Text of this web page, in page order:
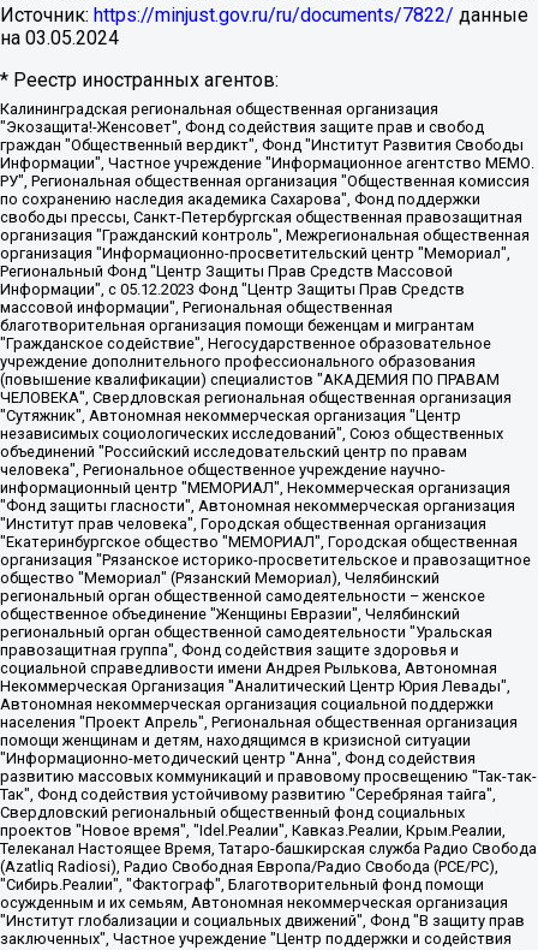
Источник: https://minjust.gov.ru/ru/documents/7822/ данные
на 03.05.2024
* Реестр иностранных агентов:
Калининградская региональная общественная организация "Экозащита!-Женсовет", Фонд содействия защите прав и свобод граждан "Общественный вердикт", Фонд "Институт Развития Свободы Информации", Частное учреждение "Информационное агентство МЕМО. РУ", Региональная общественная организация "Общественная комиссия по сохранению наследия академика Сахарова", Фонд поддержки свободы прессы, Санкт-Петербургская общественная правозащитная организация "Гражданский контроль", Межрегиональная общественная организация "Информационно-просветительский центр "Мемориал", Региональный Фонд "Центр Защиты Прав Средств Массовой Информации", с 05.12.2023 Фонд "Центр Защиты Прав Средств массовой информации", Региональная общественная благотворительная организация помощи беженцам и мигрантам "Гражданское содействие", Негосударственное образовательное учреждение дополнительного профессионального образования (повышение квалификации) специалистов "АКАДЕМИЯ ПО ПРАВАМ ЧЕЛОВЕКА", Свердловская региональная общественная организация "Сутяжник", Автономная некоммерческая организация "Центр независимых социологических исследований", Союз общественных объединений "Российский исследовательский центр по правам человека", Региональное общественное учреждение научно-информационный центр "МЕМОРИАЛ", Некоммерческая организация "Фонд защиты гласности", Автономная некоммерческая организация "Институт прав человека", Городская общественная организация "Екатеринбургское общество "МЕМОРИАЛ", Городская общественная организация "Рязанское историко-просветительское и правозащитное общество "Мемориал" (Рязанский Мемориал), Челябинский региональный орган общественной самодеятельности – женское общественное объединение "Женщины Евразии", Челябинский региональный орган общественной самодеятельности "Уральская правозащитная группа", Фонд содействия защите здоровья и социальной справедливости имени Андрея Рылькова, Автономная Некоммерческая Организация "Аналитический Центр Юрия Левады", Автономная некоммерческая организация социальной поддержки населения "Проект Апрель", Региональная общественная организация помощи женщинам и детям, находящимся в кризисной ситуации "Информационно-методический центр "Анна", Фонд содействия развитию массовых коммуникаций и правовому просвещению "Так-так-Так", Фонд содействия устойчивому развитию "Серебряная тайга", Свердловский региональный общественный фонд социальных проектов "Новое время", "Idel.Реалии", Кавказ.Реалии, Крым.Реалии, Телеканал Настоящее Время, Татаро-башкирская служба Радио Свобода (Azatliq Radiosi), Радио Свободная Европа/Радио Свобода (PCE/PC), "Сибирь.Реалии", "Фактограф", Благотворительный фонд помощи осужденным и их семьям, Автономная некоммерческая организация "Институт глобализации и социальных движений", Фонд "В защиту прав заключенных", Частное учреждение "Центр поддержки и содействия развитию средств массовой информации", Пензенский региональный общественный благотворительный фонд "Гражданский союз", "Север.Реалии", Некоммерческая организация Фонд "Правовая инициатива", Общество с ограниченной ответственностью "Радио Свободная Европа/Радио Свобода", Чешское информационное агентство "MEDIUM-ORIENT", Красноярская региональная общественная организация "Мы против СПИДа", Камалягин Денис Николаевич, Маркелов Сергей Евгеньевич, Пономарев Лев Александрович, Савицкая Людмила Алексеевна, Автономная некоммерческая организация "Центр по работе с проблемой насилия "НАСИЛИЮ.НЕТ", Межрегиональный профессиональный союз работников здравоохранения "Альянс врачей", Юридическое лицо, зарегистрированное в Латвийской Республике, SIA "Medusa Project" (регистрационный номер 40103797863, дата регистрации 10.06.2014), Некоммерческая организация "Фонд по борьбе с коррупцией", Автономная некоммерческая организация "Институт права и публичной политики", Баданин Роман Сергеевич, Гликин Максим Александрович, Железнова Мария Михайловна, Лукьянова Юлия Сергеевна, Маетная Елизавета Витальевна, Маняхин Петр Борисович, Чуракова Ольга Владимировна, Ярош Юлия Петровна, Юридическое лицо "The Insider SIA", зарегистрированное в Риге, Латвийская Республика (дата регистрации 26.06.2015), являющееся администратором доменного имени интернет-издания "The Insider SIA", https://theins.ru, Постернак Алексей Евгеньевич, Рубин Михаил Аркадьевич, Анин Роман Александрович, Юридическое лицо Istories fonds, зарегистрированное в Латвийской Республике (регистрационный номер 50008295751, дата регистрации 24.02.2020), Великовский Дмитрий Александрович, Долинина Ирина Николаевна, Мароховская Алеся Алексеевна, Шлейнов Роман Юрьевич, Шмагун Олеся Валентиновна, Общество с ограниченной ответственностью "Альтаир 2021", Общество с ограниченной ответственностью "Вега 2021", Общество с ограниченной ответственностью "Главный редактор 2021", Общество с ограниченной ответственностью "Ромашки монолит", Важенков Артем Валерьевич, Ивановская областная общественная организация "Центр гендерных исследований", Гурман Юрий Альбертович, Медиапроект "ОВД-Инфо", Егоров Владимир Владимирович, Жилинский Владимир Александрович, Общество с ограниченной ответственностью "ЗП", Иванова София Юрьевна, Карезина Инна Павловна, Кильтау Екатерина Викторовна, Петров Алексей Викторович, Пискунов Сергей Евгеньевич, Смирнов Сергей Сергеевич, Тихонов Михаил Сергеевич, Общество с ограниченной ответственностью "ЖУРНАЛИСТ-ИНОСТРАННЫЙ АГЕНТ", Арапова Галина Юрьевна, Вольтская Татьяна Анатольевна, Американская компания "Mason G.E.S. Anonymous Foundation" (США), являющаяся владельцем интернет-издания https://mnews.world/, Компания "Stichting Bellingcat", зарегистрированная в Нидерландах (дата регистрации 11.07.2018), Захаров Андрей Вячеславович, Клепиковская Екатерина Дмитриевна, Общество с ограниченной ответственностью "МЕМО", Перл Роман Александрович, Симонов Евгений Алексеевич, Соловьева Елена Анатольевна, Сотников Даниил Владимирович, Сурначева Елизавета Дмитриевна, Автономная некоммерческая организация по защите прав человека и информированию населения "Якутия – Наше Мнение", Общество с ограниченной ответственностью "Москоу диджитал медиа", с 26.01.2023 Общество с ограниченной ответственностью "Чайка Белые сады", Ветошкина Валерия Валерьевна, Заговора Максим Александрович, Межрегиональное общественное движение "Российская ЛГБТ - сеть", Оленичев Максим Владимирович, Павлов Иван Юрьевич, Скворцова Елена Сергеевна, Общество с ограниченной ответственностью "Как бы инагент", Кочетков Игорь Викторович, Общество с ограниченной ответственностью "Честные выборы", Еланчик Олег Александрович, Общество с ограниченной ответственностью "Нобелевский призыв", Гималова Регина Эмилевна, Григорьев Андрей Валерьевич, Григорьева Алина Александровна, Ассоциация по содействию защите прав призывников, альтернативнослужащих и военнослужащих "Правозащитная группа "Гражданин.Армия.Право", Хисамова Регина Фаритовна, Автономная некоммерческая организация по реализации социально-правовых программ "Лилит", Дальневосточное общественное движение "Маяк", Санкт-Петербургская ЛГБТ-инициативная группа "Выход", Инициативная группа ЛГБТ+ "Реверс", Алексеев Андрей Викторович, Бекбулатова Таисия Львовна, Беляев Иван Михайлович, Владыкина Елена Сергеевна, Гельман Марат Александрович, Никульшина Вероника Юрьевна, Толоконникова Надежда Андреевна, Шендерович Виктор Анатольевич, Общество с ограниченной ответственностью "Данное сообщение", Общество с ограниченной ответственностью Издательский дом "Новая глава", Айнбиндер Александра Александровна, Московский комьюнити-центр для ЛГБТ+инициатив, Благотворительный фонд развития филантропии, Deutsche Welle (Германия, Kurt-Schumacher-Strasse 3, 53113 Bonn), Борзунова Мария Михайловна, Воробьев Виктор Викторович, Голубева Анна Львовна, Константинова Алла Михайловна, Малкова Ирина Владимировна, Мурадов Мурад Абдулгалимович, Осетинская Елизавета Николаевна, Понасенков Евгений Николаевич, Ганапольский Матвей Юрьевич, Киселев Евгений Алексеевич, Борухович Ирина Григорьевна, Дремин Иван Тимофеевич, Дубровский Дмитрий Викторович, Красноярская региональная общественная организация поддержки и развития альтернативных образовательных технологий и межкультурных коммуникаций "ИНТЕРРА", Маяковская Екатерина Алексеевна, Фейгин Марк Захарович, Филимонов Андрей Викторович, Дзугкоева Регина Николаевна, Доброхотов Роман Александрович, Дудь Юрий Александрович, Елкин Сергей Владимирович, Кругликов Кирилл Игоревич, Сабунаева Мария Леонидовна, Семенов Алексей Владимирович, Шаинян Карен Багратович, Шульман Екатерина Михайловна, Асафьев Артур Валерьевич, Вахштайн Виктор Семенович, Венедиктов Алексей Алексеевич, Лушникова Екатерина Евгеньевна, Волков Леонид Михайлович, Невзоров Александр Глебович, Пархоменко Сергей Борисович, Сироткин Ярослав Николаевич, Кара-Мурза Владимир Владимирович, Баранова Наталья Владимировна, Гозман Леонид Яковлевич, Кагарлицкий Борис Юльевич, Климарев Михаил Валерьевич, Милов Владимир Станиславович, Автономная некоммерческая организация Краснодарский центр современного искусства "Типография", Моргенштерн Алишер Тагирович, Соболь Любовь Эдуардовна, Общество с ограниченной ответственностью "ЛИЗА НОРМ", Каспаров Гарри Кимович, Ходорковский Михаил Борисович, Общество с ограниченной ответственностью "Апрельские тезисы", Данилович Ирина Брониславовна, Кашин Олег Владимирович, Петров Николай Владимирович, Пивоваров Алексей Владимирович, Соколов Михаил Владимирович, Цветкова Юлия Владимировна, Чичваркин Евгений Александрович, Комитет против пыток/Команда против пыток, Общество с ограниченной ответственностью "Первый научный", Общество с ограниченной ответственностью "Вертолет и ко", Белоцерковская Вероника Борисовна, Кац Максим Евгеньевич, Лазарева Татьяна Юрьевна, Шаведдинов Руслан Табризович, Яшин Илья Валерьевич, Общество с ограниченной ответственностью "Иноагент ААВ", Алешковский Дмитрий Петрович, Альбац Евгения Марковна, Быков Дмитрий Львович, Галямина Юлия Евгеньевна, Лойко Сергей Леонидович, Мартынов Кирилл Константинович, Медведев Сергей Александрович, Крашенинников Федор Геннадиевич, Гордеева Катерина Вл